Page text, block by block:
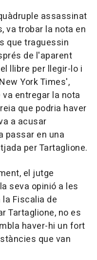
assassinat
va trobar la nota en
que traguessin
de l'aparent
llibre per llegir-lo i
York Times',
entregar la nota
que podria haver
a acusar
passar en una
per Tartaglione.
el jutge
seva opinió a les
Fiscalia de
Tartaglione, no es
haver-hi un fort
que van